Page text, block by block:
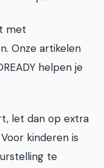
met
Onze artikelen
helpen je
let dan op extra
kinderen is
te